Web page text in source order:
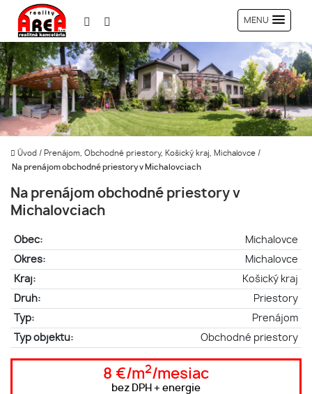
MENU
Úvod / Prenájom, Obchodné priestory, Košický kraj, Michalovce /
Na prenájom obchodné priestory v Michalovciach
Na prenájom obchodné priestory v
Michalovciach
Obec:
Michalovce
Okres:
Michalovce
Kraj:
Košický kraj
Druh:
Priestory
Typ:
Prenájom
Typ objektu:
Obchodné priestory
8 €/m2/mesiac
bez DPH + energie